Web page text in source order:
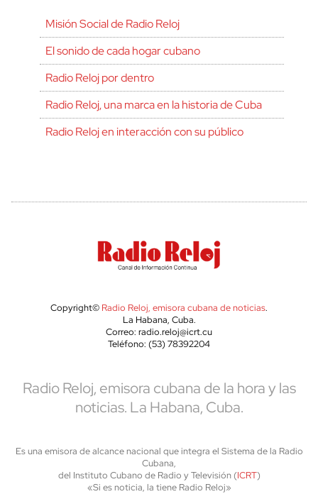
Misión Social de Radio Reloj
El sonido de cada hogar cubano
Radio Reloj por dentro
Radio Reloj, una marca en la historia de Cuba
Radio Reloj en interacción con su público
Copyright© Radio Reloj, emisora cubana de noticias.
La Habana, Cuba.
Correo: radio.reloj@icrt.cu
Teléfono: (53) 78392204
Radio Reloj, emisora cubana de la hora y las
noticias. La Habana, Cuba.
Es una emisora de alcance nacional que integra el Sistema de la Radio
Cubana,
del Instituto Cubano de Radio y Televisión (ICRT)
«Si es noticia, la tiene Radio Reloj»